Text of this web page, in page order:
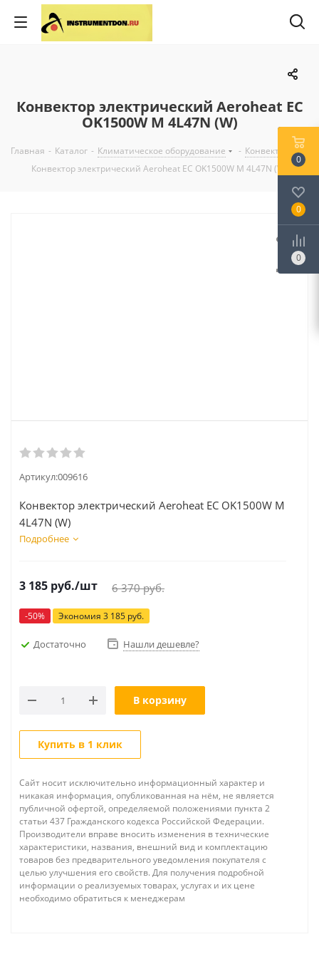
Конвектор электрический Aeroheat EC
OK1500W М 4L47N (W)
Главная - Каталог - Климатическое оборудование - Конвектор
-
Конвектор электрический Aeroheat EC OK1500W М 4L47N (W)
Артикул:009616
Конвектор электрический Aeroheat EC OK1500W М
4L47N (W)
Подробнее
3 185 руб./шт 6 370руб.
-50% Экономия 3 185 руб.
Достаточно Нашли дешевле?
В корзину
Купить в 1 клик
Сайт носит исключительно информационный характер и
никакая информация, опубликованная на нём, не является
публичной офертой, определяемой положениями пункта 2
статьи 437 Гражданского кодекса Российской Федерации.
Производители вправе вносить изменения в технические
характеристики, названия, внешний вид и комплектацию
товаров без предварительного уведомления покупателя с
целью улучшения его свойств. Для получения подробной
информации о реализуемых товарах, услугах и их цене
необходимо обратиться к менеджерам
0
0
0